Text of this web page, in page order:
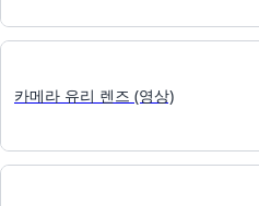
카메라 유리 렌즈 (영상)